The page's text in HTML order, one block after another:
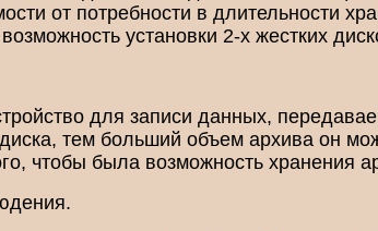
от потребности в длительности
установки 2-х жестких
для записи данных,
тем больший объем архива он
чтобы была возможность хранения